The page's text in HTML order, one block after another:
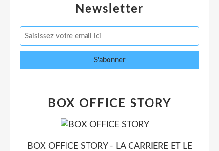
Newsletter
BOX OFFICE STORY
BOX OFFICE STORY - LA CARRIERE ET LE